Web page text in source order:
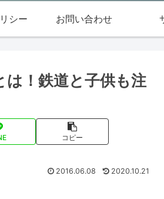
シー お問い合わせ
！鉄道と子供も注
コピー
2016.06.08 2020.10.21